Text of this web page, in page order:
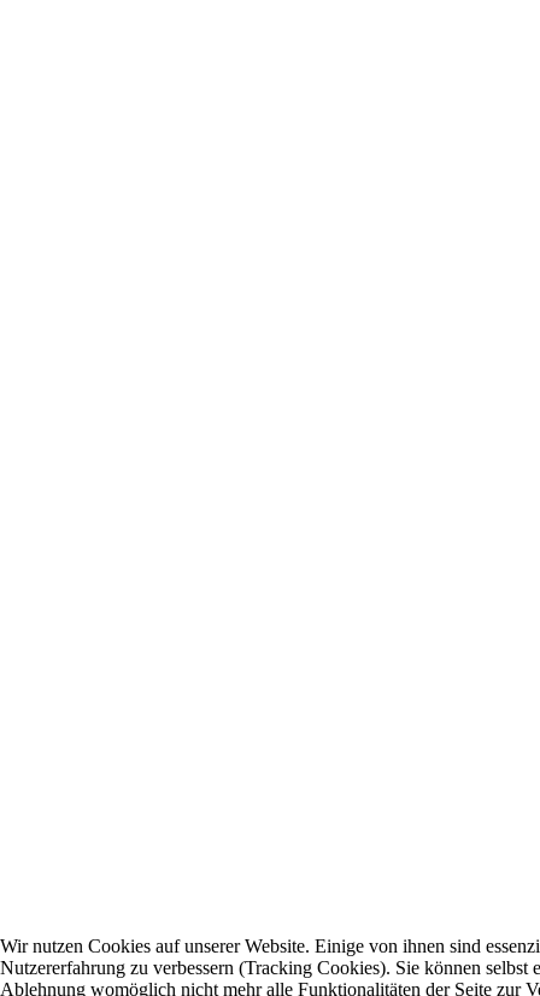
Wir nutzen Cookies auf unserer Website. Einige von ihnen sind
Nutzererfahrung zu verbessern (Tracking Cookies). Sie können selbst
Ablehnung womöglich nicht mehr alle Funktionalitäten der Seite zur